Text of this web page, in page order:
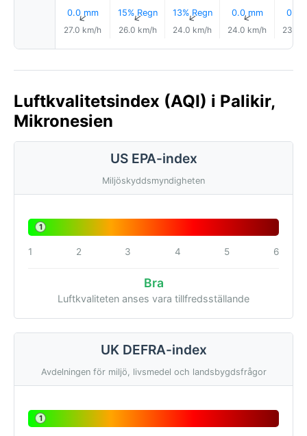
0.0 mm
↑
27.0 km/h
15% Regn
↑
26.0 km/h
13% Regn
↑
24.0 km/h
0.0 mm
↑
24.0 km/h
0.0
23.0
Luftkvalitetsindex (AQI) i Palikir,
Mikronesien
US EPA-index
Miljöskyddsmyndigheten
1
1 2 3 4 5 6
Bra
Luftkvaliteten anses vara tillfredsställande
UK DEFRA-index
Avdelningen för miljö, livsmedel och landsbygdsfrågor
1